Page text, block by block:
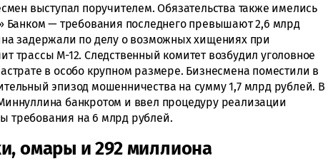
выступал поручителем. Обязательства также имелись
Банком — требования последнего превышают 2,6 млрд
задержали по делу о возможных хищениях при
трассы М-12. Следственный комитет возбудил уголовное
в особо крупном размере. Бизнесмена поместили в
эпизод мошенничества на сумму 1,7 млрд рублей. В
банкротом и ввел процедуру реализации
требования на 6 млрд рублей.
омары и 292 миллиона